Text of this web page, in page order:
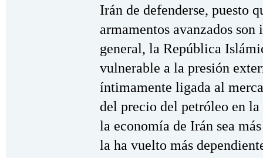
Irán de defenderse, puesto
armamentos avanzados
general, la República
vulnerable a la presión
íntimamente ligada al
del precio del petróleo en
la economía de Irán sea
la ha vuelto más